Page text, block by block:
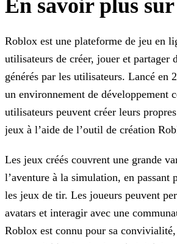
En savoir plus
Roblox est une plateforme de jeu en
utilisateurs de créer, jouer et partager
générés par les utilisateurs. Lancé en
un environnement de développement
utilisateurs peuvent créer leurs
jeux à l’aide de l’outil de création
Les jeux créés couvrent une grande
l’aventure à la simulation, en passant
les jeux de tir. Les joueurs peuvent
avatars et interagir avec une
Roblox est connu pour sa